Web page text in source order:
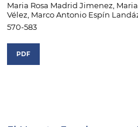
Maria Rosa Madrid Jimenez,
Vélez, Marco Antonio Espín
570-583
PDF